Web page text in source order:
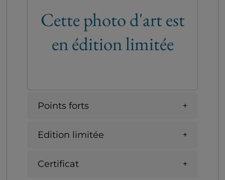
Cette photo d'art est
en édition limitée
Points forts
Edition limitée
Certificat